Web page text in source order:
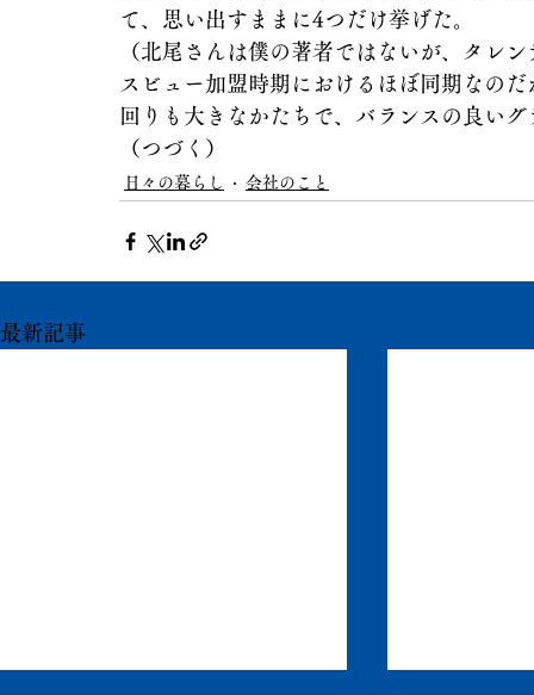
て、思い出すままに4つだけ挙げた。
（北尾さんは僕の著者ではないが、タレ
スビュー加盟時期におけるほぼ同期なの
回りも大きなかたちで、バランスの良い
（つづく）
日々の暮らし 会社のこと
最新記事